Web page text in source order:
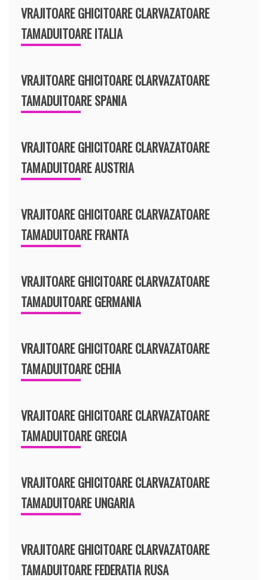
VRAJITOARE GHICITOARE CLARVAZATOARE
TAMADUITOARE ITALIA
VRAJITOARE GHICITOARE CLARVAZATOARE
TAMADUITOARE SPANIA
VRAJITOARE GHICITOARE CLARVAZATOARE
TAMADUITOARE AUSTRIA
VRAJITOARE GHICITOARE CLARVAZATOARE
TAMADUITOARE FRANTA
VRAJITOARE GHICITOARE CLARVAZATOARE
TAMADUITOARE GERMANIA
VRAJITOARE GHICITOARE CLARVAZATOARE
TAMADUITOARE CEHIA
VRAJITOARE GHICITOARE CLARVAZATOARE
TAMADUITOARE GRECIA
VRAJITOARE GHICITOARE CLARVAZATOARE
TAMADUITOARE UNGARIA
VRAJITOARE GHICITOARE CLARVAZATOARE
TAMADUITOARE FEDERATIA RUSA